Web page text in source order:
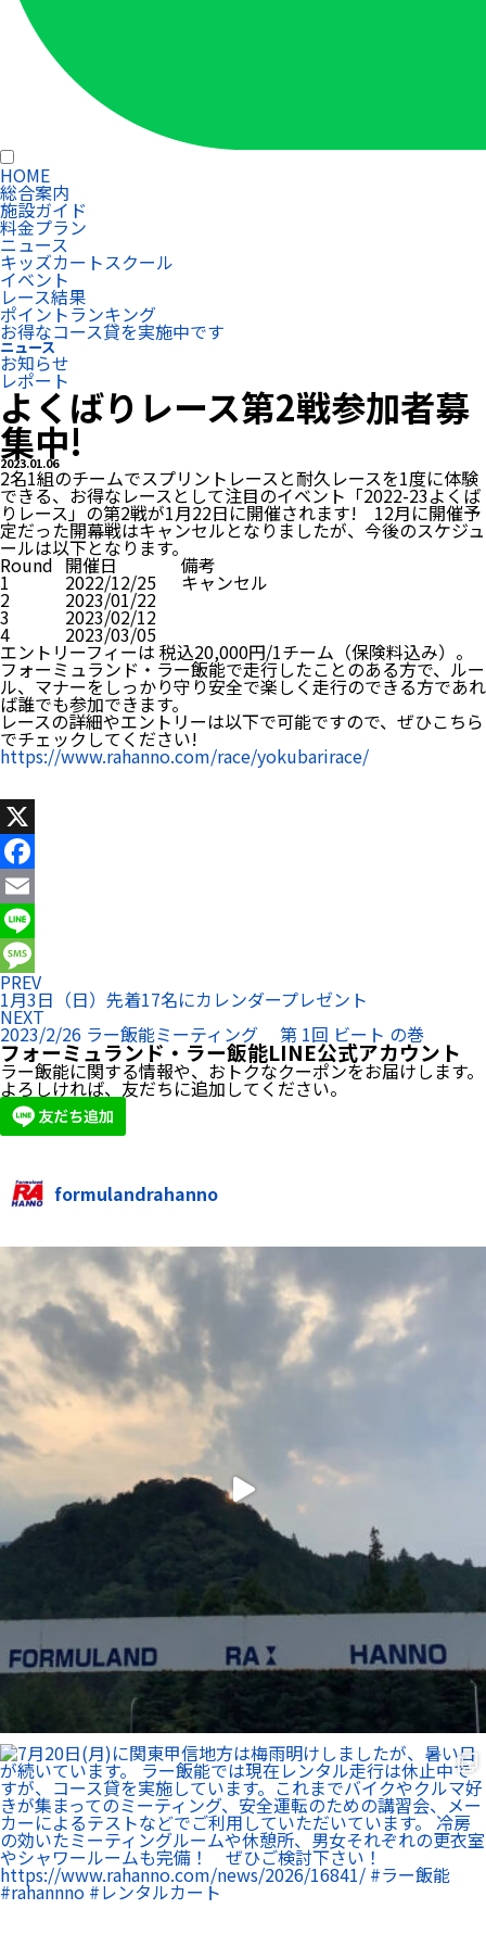
HOME
総合案内
施設ガイド
料金プラン
ニュース
キッズカートスクール
イベント
レース結果
ポイントランキング
お得なコース貸を実施中です
ニュース
お知らせ
レポート
よくばりレース第2戦参加者募
集中!
2023.01.06
2名1組のチームでスプリントレースと耐久レースを1度に体験
できる、お得なレースとして注目のイベント「2022-23よくば
りレース」の第2戦が1月22日に開催されます! 12月に開催予
定だった開幕戦はキャンセルとなりましたが、今後のスケジュ
ールは以下となります。
Round 開催日 備考
1 2022/12/25 キャンセル
2 2023/01/22
3 2023/02/12
4 2023/03/05
エントリーフィーは 税込20,000円/1チーム（保険料込み）。
フォーミュランド・ラー飯能で走行したことのある方で、ルー
ル、マナーをしっかり守り安全で楽しく走行のできる方であれ
ば誰でも参加できます。
レースの詳細やエントリーは以下で可能ですので、ぜひこちら
でチェックしてください!
https://www.rahanno.com/race/yokubarirace/
X
Facebook
Email
Line
Message
PREV
1月3日（日）先着17名にカレンダープレゼント
NEXT
2023/2/26 ラー飯能ミーティング 第 1回 ビート の巻
フォーミュランド・ラー飯能LINE公式アカウント
ラー飯能に関する情報や、おトクなクーポンをお届けします。
よろしければ、友だちに追加してください。
formulandrahanno